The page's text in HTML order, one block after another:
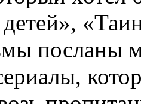
посланы